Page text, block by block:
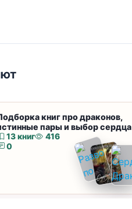
книг про драконов,
пары и выбор сердца
13 книг
416
0